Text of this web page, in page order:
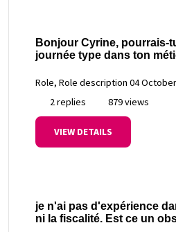
Bonjour Cyrine, pourrais-
journée type dans ton
Role, Role description 04
2 replies
879 views
VIEW DETAILS
je n'ai pas d'expérience
ni la fiscalité. Est ce un